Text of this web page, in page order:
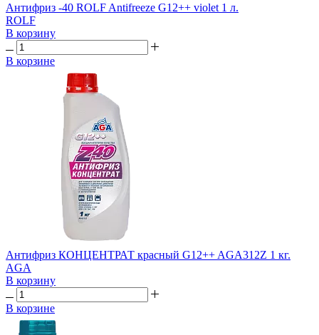
Антифриз -40 ROLF Antifreeze G12++ violet 1 л.
ROLF
В корзину
В корзине
Антифриз КОНЦЕНТРАТ красный G12++ AGA312Z 1 кг.
AGA
В корзину
В корзине